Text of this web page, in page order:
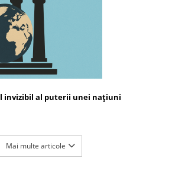
invizibil al puterii unei națiuni
Mai multe articole